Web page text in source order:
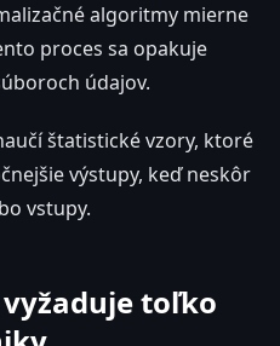
algoritmy mierne
proces sa opakuje
údajov.
štatistické vzory, ktoré
výstupy, keď neskôr
vstupy.
toľko